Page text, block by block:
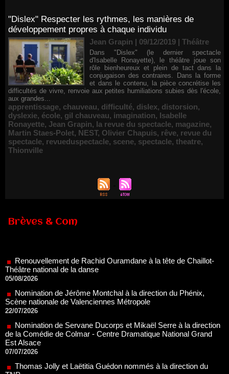
"Dislex" Respecter les rythmes, les manières de
développement propres à chaque individu
Jean Grapin | 09/12/2019 | Théâtre
Dans "Dislex" (le dernier spectacle
d'Isabelle Ronayette), le théâtre joue son
rôle bienheureux et plein de tact dans la
conjugaison des contraires. Dans la forme
et dans le contenu, la pièce concrétise les
difficultés de vivre, renvoie aux petites humiliations subies dès l'école,
aux grandes...
apprentissage, chauveau, difficulté, dislex, distorsion,
dyslexie, école, gil chauveau, imagination, Isabelle
Ronayette, Jean Grapin, la revue du spectacle, magazine,
Martin Staes-Polet, NEST, Olivier Chapuis, rêve, revue du
spectacle, revueduspectacle, scene, spectacle, theatre,
Thionville
Brèves & Com
05/08/2026
Nomination de Jérôme Montchal à la direction du Phénix,
Scène nationale de Valenciennes Métropole
22/07/2026
Nomination de Servane Ducorps et Mikaël Serre à la direction
de la Comédie de Colmar - Centre Dramatique National Grand
Est Alsace
07/07/2026
Thomas Jolly et Laëtitia Guédon nommés à la direction du
TNP
02/07/2026